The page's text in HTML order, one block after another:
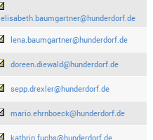
elisabeth.baumgartner@hunderdorf.de
lena.baumgartner@hunderdorf.de
doreen.diewald@hunderdorf.de
sepp.drexler@hunderdorf.de
mario.ehrnboeck@hunderdorf.de
kathrin.fuchs@hunderdorf.de